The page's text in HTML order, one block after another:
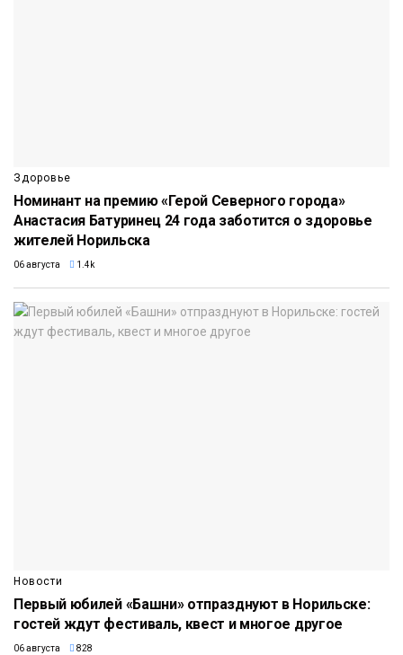
Здоровье
Номинант на премию «Герой Северного города»
Анастасия Батуринец 24 года заботится о здоровье
жителей Норильска
06 августа 1.4k
Новости
Первый юбилей «Башни» отпразднуют в Норильске:
гостей ждут фестиваль, квест и многое другое
06 августа 828